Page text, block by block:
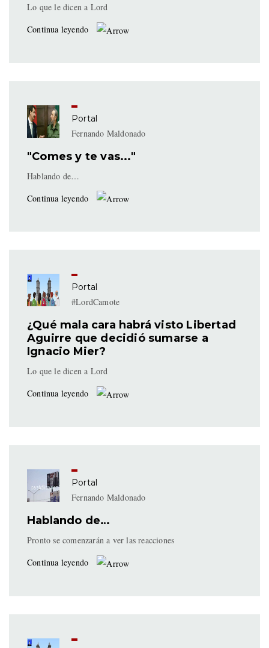
Lo que le dicen a Lord
Continua leyendo
Portal
Fernando Maldonado
"Comes y te vas..."
Hablando de…
Continua leyendo
Portal
#LordCamote
¿Qué mala cara habrá visto Libertad
Aguirre que decidió sumarse a
Ignacio Mier?
Lo que le dicen a Lord
Continua leyendo
Portal
Fernando Maldonado
Hablando de…
Pronto se comenzarán a ver las reacciones
Continua leyendo